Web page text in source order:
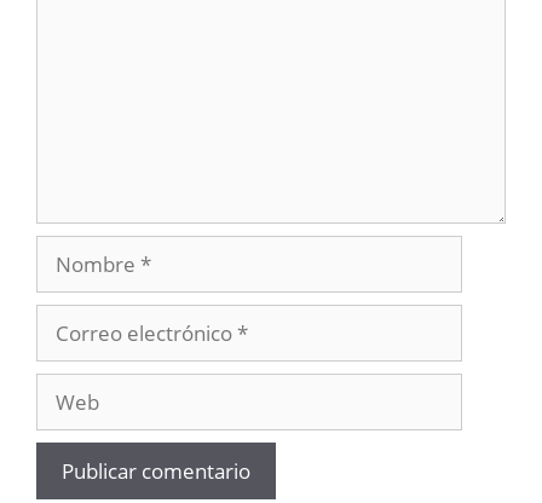
Nombre
electrónico